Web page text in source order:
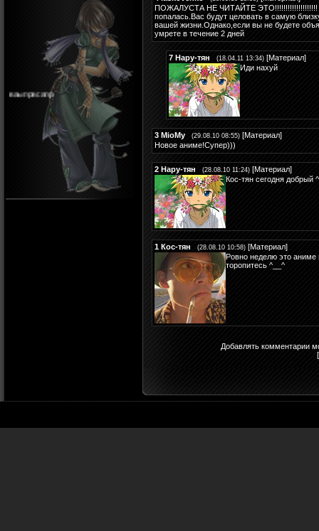
ваыпрвсапр
ПОЖАЛУСТА НЕ ЧИТАЙТЕ
попалась.Вас будут целовать в самую
вашей жизни.Однако,если вы не будете
умрете в течение 2 дней
7 Нару-тян (18.04.11 13:34) [Материал]
Иди нахуй
3 MioMy (29.08.10 08:55) [Материал]
Новое аниме!Супер)))
2 Нару-тян (28.08.10 11:24) [Материал]
Кос-тян сегодня добрый
1 Кос-тян (28.08.10 10:58) [Материал]
Ровно неделю это
торопитесь ^__^
Добавлять комментарии